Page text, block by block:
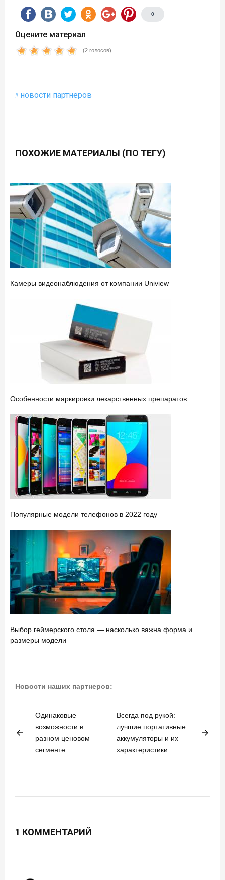
0
Оцените материал
(2 голосов)
новости партнеров
ПОХОЖИЕ МАТЕРИАЛЫ (ПО ТЕГУ)
Камеры видеонаблюдения от компании Uniview
Особенности маркировки лекарственных препаратов
Популярные модели телефонов в 2022 году
Выбор геймерского стола — насколько важна форма и
размеры модели
Новости наших партнеров:
arrow_back
Одинаковые
возможности в
разном ценовом
сегменте
Всегда под рукой:
лучшие портативные
аккумуляторы и их
характеристики
arrow_forward
1 КОММЕНТАРИЙ